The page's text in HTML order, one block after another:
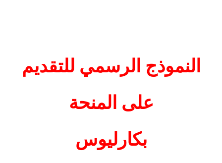
النموذج الرسمي للتقديم
على المنحة
بكارليوس